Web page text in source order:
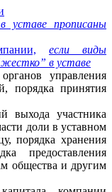
уставе прописаны
если виды
в уставе
управления
порядка принятия
выхода участника
доли в уставном
порядка хранения
предоставления
общества и другим